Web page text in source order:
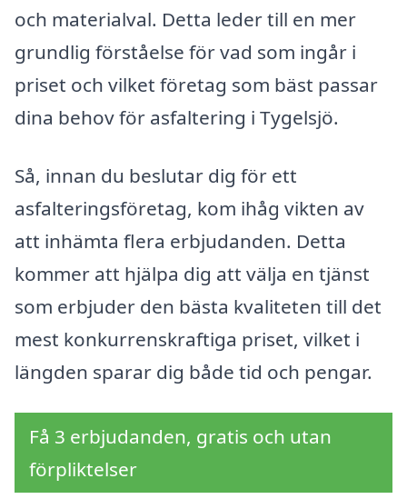
och materialval. Detta leder till en mer
grundlig förståelse för vad som ingår i
priset och vilket företag som bäst passar
dina behov för asfaltering i Tygelsjö.
Så, innan du beslutar dig för ett
asfalteringsföretag, kom ihåg vikten av
att inhämta flera erbjudanden. Detta
kommer att hjälpa dig att välja en tjänst
som erbjuder den bästa kvaliteten till det
mest konkurrenskraftiga priset, vilket i
längden sparar dig både tid och pengar.
Få 3 erbjudanden, gratis och utan
förpliktelser